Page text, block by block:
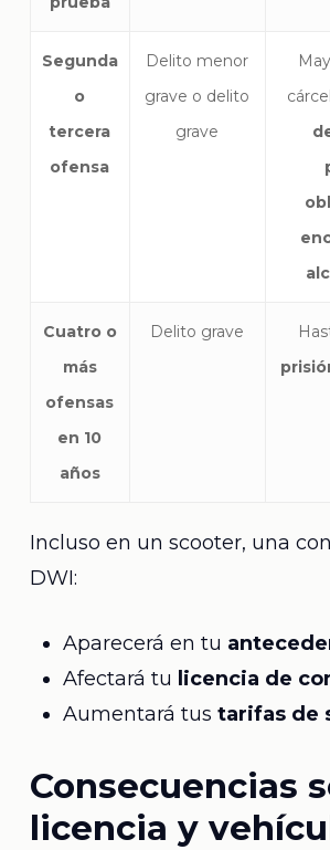
Segunda
o
tercera
ofensa
Delito menor
grave o delito
grave
Cuatro o
más
ofensas
en 10
años
Delito grave
Incluso en un scooter, una
DWI:
Aparecerá en tu
Afectará tu licencia de
Aumentará tus tarifas de
Consecuencias
licencia y